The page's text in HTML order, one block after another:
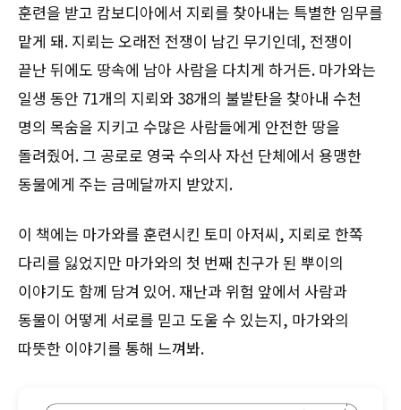
훈련을 받고 캄보디아에서 지뢰를 찾아내는 특별한 임무를
맡게 돼. 지뢰는 오래전 전쟁이 남긴 무기인데, 전쟁이
끝난 뒤에도 땅속에 남아 사람을 다치게 하거든. 마가와는
일생 동안 71개의 지뢰와 38개의 불발탄을 찾아내 수천
명의 목숨을 지키고 수많은 사람들에게 안전한 땅을
돌려줬어. 그 공로로 영국 수의사 자선 단체에서 용맹한
동물에게 주는 금메달까지 받았지.
이 책에는 마가와를 훈련시킨 토미 아저씨, 지뢰로 한쪽
다리를 잃었지만 마가와의 첫 번째 친구가 된 뿌이의
이야기도 함께 담겨 있어. 재난과 위험 앞에서 사람과
동물이 어떻게 서로를 믿고 도울 수 있는지, 마가와의
따뜻한 이야기를 통해 느껴봐.